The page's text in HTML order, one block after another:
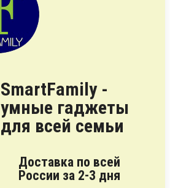
SmartFamily -
умные гаджеты
для всей семьи
Доставка по всей
России за 2-3 дня